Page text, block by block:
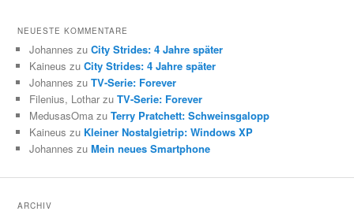
NEUESTE KOMMENTARE
Johannes zuCity Strides: 4 Jahre später
Kaineus zuCity Strides: 4 Jahre später
Johannes zuTV-Serie: Forever
Filenius, Lothar zuTV-Serie: Forever
MedusasOma zuTerry Pratchett: Schweinsgalopp
Kaineus zu Kleiner Nostalgietrip: Windows XP
Johannes zuMein neues Smartphone
ARCHIV